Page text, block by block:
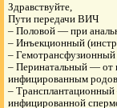
Здравствуйте,
Пути передачи ВИЧ
– Половой — при
– Инъекционный
–
– Перинатальный — от
инфицированным
– Трансплантационный
инфицированной